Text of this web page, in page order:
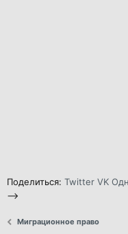
Поделиться: Twitter VK
-->
Миграционное право